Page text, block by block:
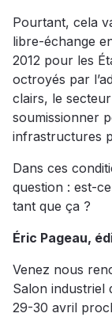
Pourtant, cela
libre-échange
2012 pour les
octroyés par
clairs, le
soumissionner
infrastructures
Dans ces
question : est-
tant que ça ?
Éric Pageau,
Venez nous
Salon industriel
29-30 avril